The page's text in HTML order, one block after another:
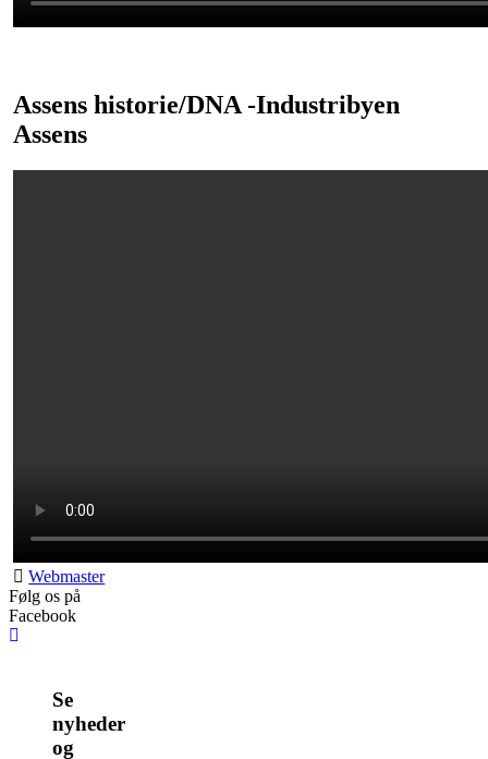
Assens historie/DNA -Industribyen
Assens
Webmaster
Følg os på
Facebook
Se
nyheder
og